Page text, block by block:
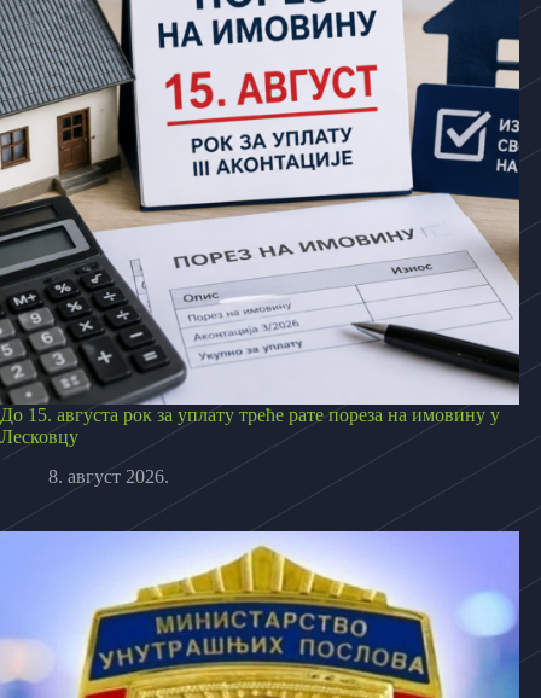
До 15. августа рок за уплату треће рате пореза на имовину у
Лесковцу
8. август 2026.